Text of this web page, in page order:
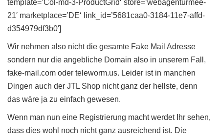
template=’Col-md-3-ProductGrid‘ store=’webagenturmee-
21′ marketplace=’DE‘ link_id=’5681caa0-3184-11e7-affd-
d354979df3b0′]
Wir nehmen also nicht die gesamte Fake Mail Adresse
sondern nur die angebliche Domain also in unserem Fall,
fake-mail.com oder teleworm.us. Leider ist in manchen
Dingen auch der JTL Shop nicht ganz der hellste, denn
das wäre ja zu einfach gewesen.
Wenn man nun eine Registrierung macht werdet Ihr sehen,
dass dies wohl noch nicht ganz ausreichend ist. Die